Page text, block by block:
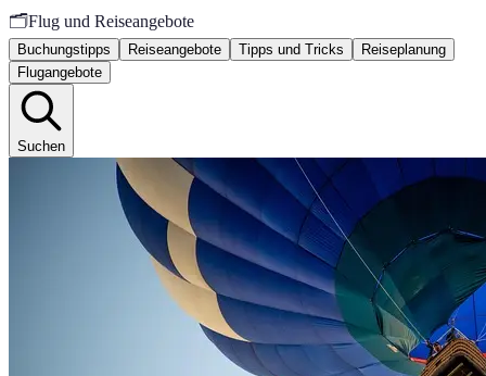
🗂️Flug und Reiseangebote
Buchungstipps Reiseangebote Tipps und Tricks
Reiseplanung
Flugangebote
Suchen